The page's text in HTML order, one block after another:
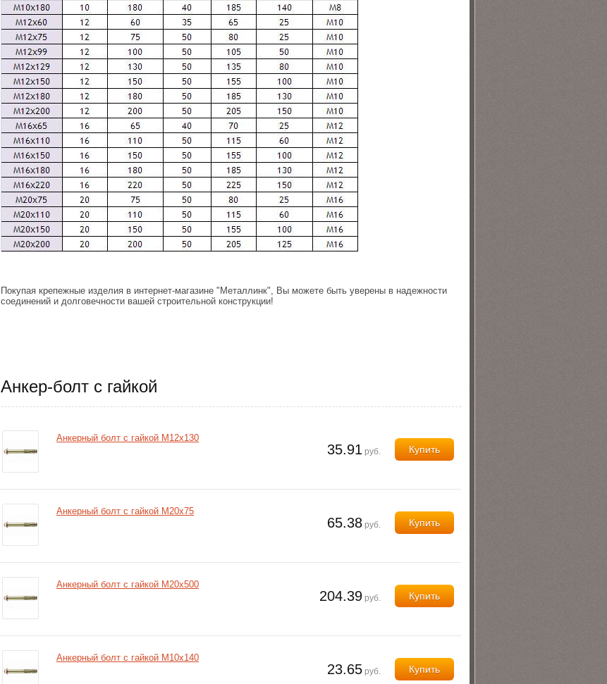
Покупая крепежные изделия в интернет-магазине "Металлинк", Вы можете быть уверены в надежности
соединений и долговечности вашей строительной конструкции!
Анкер-болт с гайкой
Анкерный болт с гайкой М12х130
35.91 руб. Купить
Анкерный болт с гайкой М20х75
65.38 руб. Купить
Анкерный болт с гайкой М20х500
204.39 руб. Купить
Анкерный болт с гайкой М10х140
23.65 руб. Купить